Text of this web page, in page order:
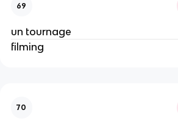
69
un tournage
filming
70